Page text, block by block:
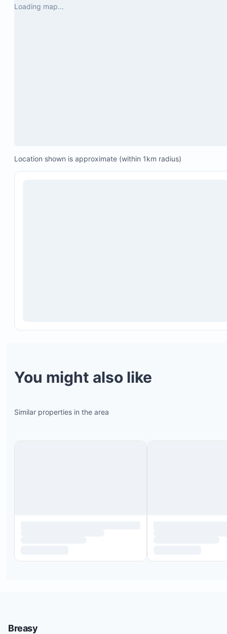
Loading map...
Location shown is approximate (within 1km radius)
You might also like
Similar properties in the area
Breasy